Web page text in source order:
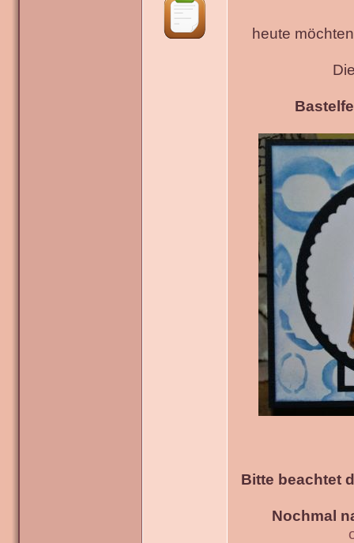
heute
Bitte beachtet
Nochmal